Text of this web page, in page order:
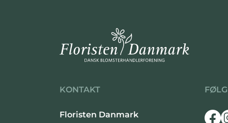
KONTAKT
Floristen Danmark